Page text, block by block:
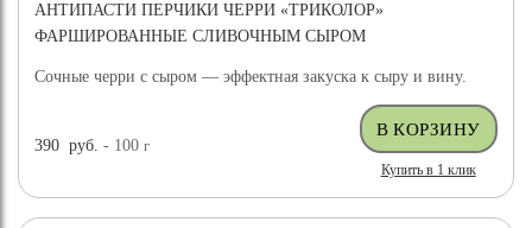
АНТИПАСТИ ПЕРЧИКИ ЧЕРРИ «ТРИКОЛОР»
ФАРШИРОВАННЫЕ СЛИВОЧНЫМ СЫРОМ
Сочные черри с сыром — эффектная закуска к сыру и вину.
390 руб. - 100г
Купить в 1 клик